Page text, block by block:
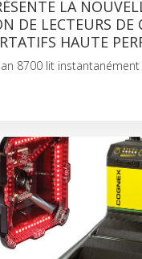
LA
DE LECTEURS DE
HAUTE
8700 lit